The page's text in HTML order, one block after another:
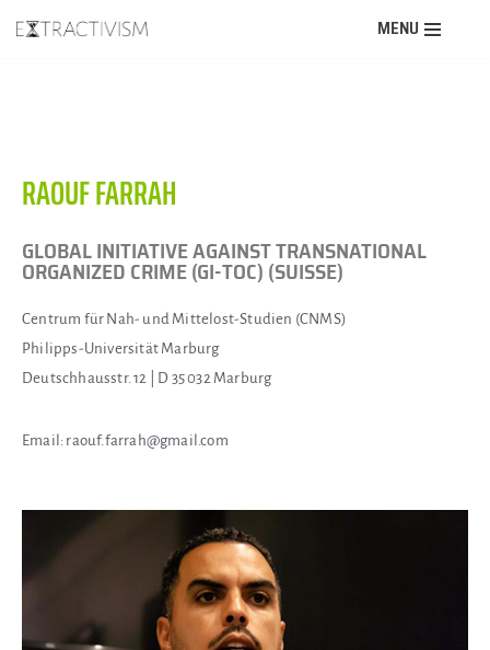
MENU
RAOUF FARRAH
GLOBAL INITIATIVE AGAINST TRANSNATIONAL
ORGANIZED CRIME (GI-TOC) (SUISSE)
Centrum für Nah- und Mittelost-Studien (CNMS)
Philipps-Universität Marburg
Deutschhausstr. 12 | D 35 032 Marburg
Email: raouf.farrah@gmail.com